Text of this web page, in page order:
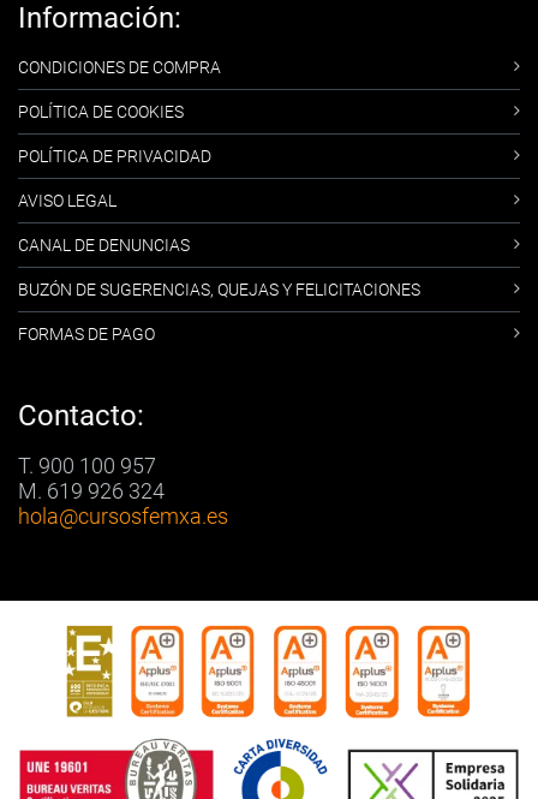
Información:
CONDICIONES DE COMPRA
POLÍTICA DE COOKIES
POLÍTICA DE PRIVACIDAD
AVISO LEGAL
CANAL DE DENUNCIAS
BUZÓN DE SUGERENCIAS, QUEJAS Y FELICITACIONES
FORMAS DE PAGO
Contacto:
T. 900 100 957
M. 619 926 324
hola@cursosfemxa.es